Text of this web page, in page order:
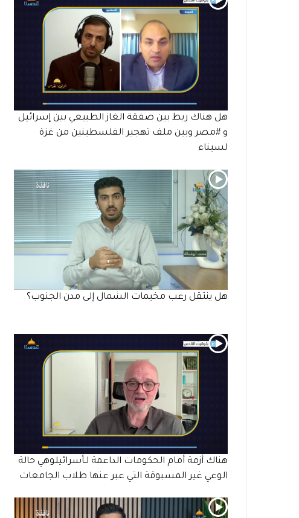
هل هناك ربط بين صفقة الغاز الطبيعي بين إسرائيل
و #مصر وبين ملف تهجير الفلسطينين من غزة
لسيناء
هل ينتقل رعب مخيمات الشمال إلى مدن الجنوب؟
هناك أزمة أمام الحكومات الداعمة لـأسرائيلوهي حالة
الوعي غير المسبوقة التي عبر عنها طلاب الجامعات